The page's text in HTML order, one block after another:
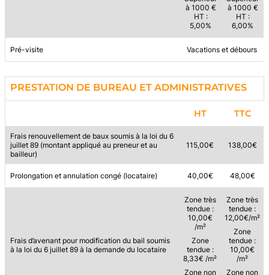
à 1000 €
HT :
5,00%
à 1000 €
HT :
6,00%
Pré-visite Vacations et débours
PRESTATION DE BUREAU ET ADMINISTRATIVES
HT TTC
Frais renouvellement de baux soumis à la loi du 6
juillet 89 (montant appliqué au preneur et au
bailleur)
115,00€ 138,00€
Prolongation et annulation congé (locataire) 40,00€ 48,00€
Frais d’avenant pour modification du bail soumis
à la loi du 6 juillet 89 à la demande du locataire
Zone très
tendue :
10,00€
/m²
Zone
tendue :
8,33€ /m²
Zone non
Zone très
tendue :
12,00€/m²
Zone
tendue :
10,00€
/m²
Zone non